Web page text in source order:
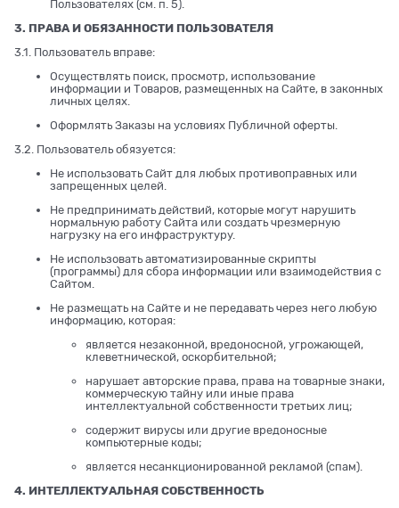
Пользователях (см. п. 5).
3. ПРАВА И ОБЯЗАННОСТИ ПОЛЬЗОВАТЕЛЯ
3.1. Пользователь вправе:
Осуществлять поиск, просмотр, использование
информации и Товаров, размещенных на Сайте, в законных
личных целях.
Оформлять Заказы на условиях Публичной оферты.
3.2. Пользователь обязуется:
Не использовать Сайт для любых противоправных или
запрещенных целей.
Не предпринимать действий, которые могут нарушить
нормальную работу Сайта или создать чрезмерную
нагрузку на его инфраструктуру.
Не использовать автоматизированные скрипты
(программы) для сбора информации или взаимодействия с
Сайтом.
Не размещать на Сайте и не передавать через него любую
информацию, которая:
является незаконной, вредоносной, угрожающей,
клеветнической, оскорбительной;
нарушает авторские права, права на товарные знаки,
коммерческую тайну или иные права
интеллектуальной собственности третьих лиц;
содержит вирусы или другие вредоносные
компьютерные коды;
является несанкционированной рекламой (спам).
4. ИНТЕЛЛЕКТУАЛЬНАЯ СОБСТВЕННОСТЬ